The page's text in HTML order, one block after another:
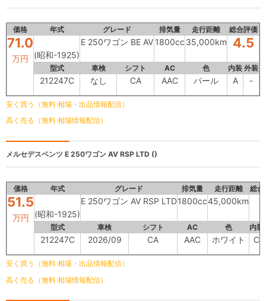
価格 年式 グレード 排気量 走行距離 総合評価
71.0
万円 (昭和-1925)
E 250ワゴン BE AV 1800cc 35,000km 4.5
型式 車検 シフト AC 色 内装 外装
212247C なし CA AAC パール A -
安く買う（無料 相場・出品情報配信）
高く売る（無料 相場情報配信）
メルセデスベンツ E 250ワゴン AV RSP LTD ()
価格 年式 グレード 排気量 走行距離 総合
51.5
万円 (昭和-1925)
E 250ワゴン AV RSP LTD1800cc45,000km
型式 車検 シフト AC 色 内装
212247C 2026/09 CA AAC ホワイト C
安く買う（無料 相場・出品情報配信）
高く売る（無料 相場情報配信）